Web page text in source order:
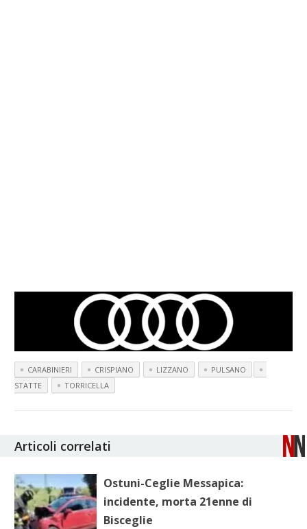
CARABINIERI CRISPIANO LIZZANO
PULSANO
STATTE
TORRICELLA
Articoli correlati
Ostuni-Ceglie Messapica:
incidente, morta 21enne di
Bisceglie